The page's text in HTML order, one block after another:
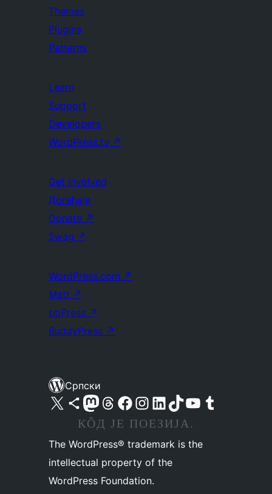
Themes
Plugins
Patterns
Learn
Support
Developers
WordPress.tv ↗
Get Involved
Догађаји
Donate ↗
Swag ↗
WordPress.com ↗
Matt ↗
bbPress ↗
BuddyPress ↗
Српски
Visit our X (formerly Twitter) account
Посетите наш Bluesky налог
Visit our Mastodon account
Посетите наш налог на Threads-у Visit our Facebook pageПосетите наш Инстаграм налог
Visit our LinkedIn account
Посетите наш TikTok налог
Visit our YouTube channel
Посетите наш Tumblr налог
КÔД ЈЕ ПОЕЗИЈА.
The WordPress® trademark is the
intellectual property of the
WordPress Foundation.